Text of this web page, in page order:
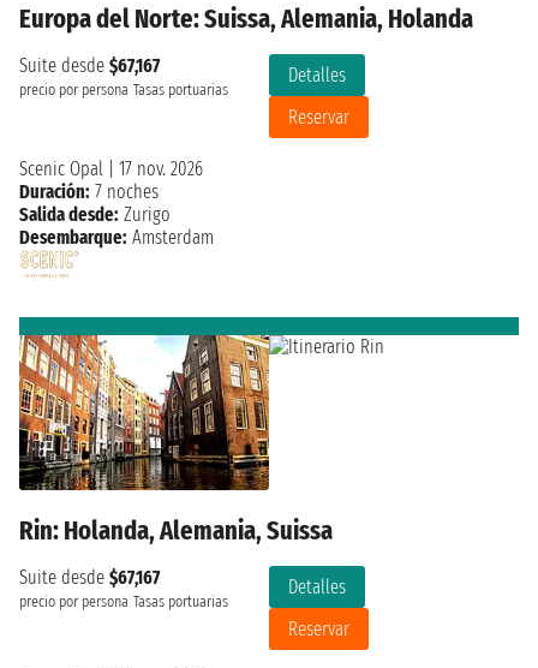
Europa del Norte: Suissa, Alemania, Holanda
Suite desde $67,167
precio por persona Tasas portuarias
Detalles
Reservar
Scenic Opal
17 nov. 2026
Duración: 7 noches
Salida desde: Zurigo
Desembarque: Amsterdam
Rin: Holanda, Alemania, Suissa
Suite desde $67,167
precio por persona Tasas portuarias
Detalles
Reservar